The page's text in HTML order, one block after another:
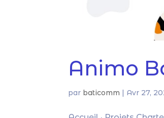
Animo
par baticomm | Avr 27,